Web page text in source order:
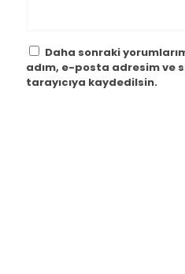
Daha sonraki
adım, e-posta adresim ve
tarayıcıya kaydedilsin.